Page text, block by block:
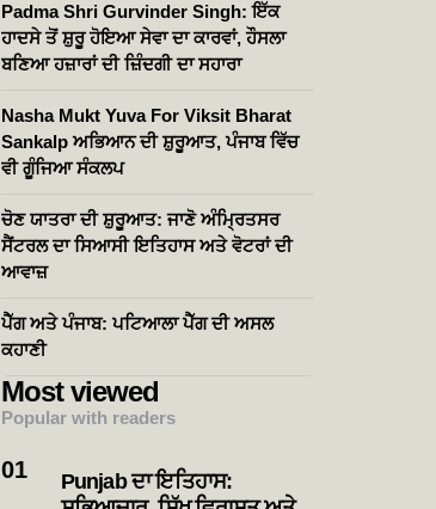
Padma Shri Gurvinder Singh: ਇੱਕ
ਹਾਦਸੇ ਤੋਂ ਸ਼ੁਰੂ ਹੋਇਆ ਸੇਵਾ ਦਾ ਕਾਰਵਾਂ, ਹੌਸਲਾ
ਬਣਿਆ ਹਜ਼ਾਰਾਂ ਦੀ ਜ਼ਿੰਦਗੀ ਦਾ ਸਹਾਰਾ
Nasha Mukt Yuva For Viksit Bharat
Sankalp ਅਭਿਆਨ ਦੀ ਸ਼ੁਰੂਆਤ, ਪੰਜਾਬ ਵਿੱਚ
ਵੀ ਗੂੰਜਿਆ ਸੰਕਲਪ
ਚੋਣ ਯਾਤਰਾ ਦੀ ਸ਼ੁਰੂਆਤ: ਜਾਣੋ ਅੰਮ੍ਰਿਤਸਰ
ਸੈਂਟਰਲ ਦਾ ਸਿਆਸੀ ਇਤਿਹਾਸ ਅਤੇ ਵੋਟਰਾਂ ਦੀ
ਆਵਾਜ਼
ਪੈੱਗ ਅਤੇ ਪੰਜਾਬ: ਪਟਿਆਲਾ ਪੈੱਗ ਦੀ ਅਸਲ
ਕਹਾਣੀ
Most viewed
Popular with readers
Punjab ਦਾ ਇਤਿਹਾਸ: